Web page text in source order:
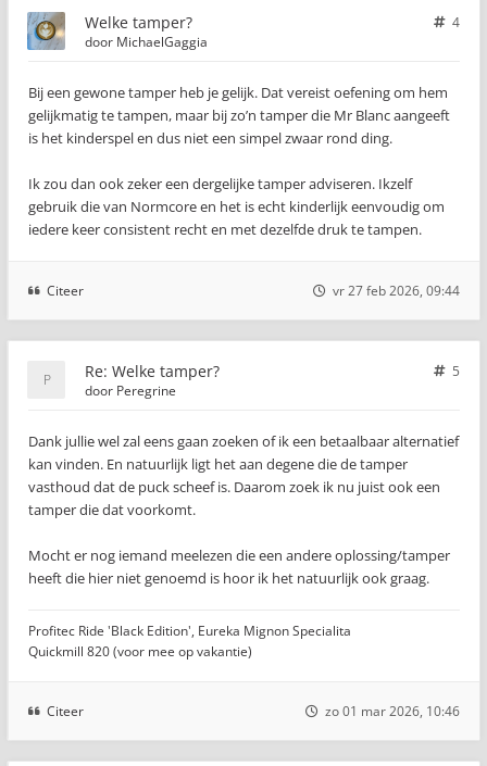
Welke tamper?
4
door MichaelGaggia
Bij een gewone tamper heb je gelijk. Dat vereist oefening om hem
gelijkmatig te tampen, maar bij zo’n tamper die Mr Blanc aangeeft
is het kinderspel en dus niet een simpel zwaar rond ding.
Ik zou dan ook zeker een dergelijke tamper adviseren. Ikzelf
gebruik die van Normcore en het is echt kinderlijk eenvoudig om
iedere keer consistent recht en met dezelfde druk te tampen.
Citeer vr 27 feb 2026, 09:44
Re: Welke tamper?
5
door Peregrine
Dank jullie wel zal eens gaan zoeken of ik een betaalbaar alternatief
kan vinden. En natuurlijk ligt het aan degene die de tamper
vasthoud dat de puck scheef is. Daarom zoek ik nu juist ook een
tamper die dat voorkomt.
Mocht er nog iemand meelezen die een andere oplossing/tamper
heeft die hier niet genoemd is hoor ik het natuurlijk ook graag.
Profitec Ride 'Black Edition', Eureka Mignon Specialita
Quickmill 820 (voor mee op vakantie)
Citeer zo 01 mar 2026, 10:46